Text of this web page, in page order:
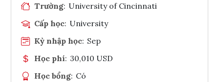
Trường: University of Cincinnati
Cấp học: University
Kỳ nhập học: Sep
Học phí: 30,010 USD
Học bổng: Có